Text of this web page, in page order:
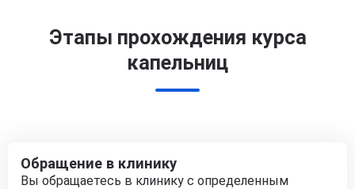
Этапы прохождения курса
капельниц
Обращение в клинику
Вы обращаетесь в клинику с определенным